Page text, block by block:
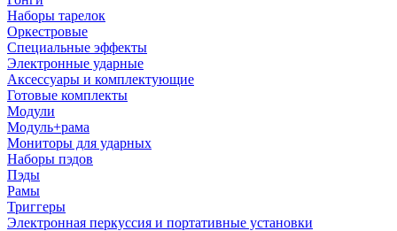
Наборы тарелок
Оркестровые
Специальные эффекты
Электронные ударные
Аксессуары и комплектующие
Готовые комплекты
Модули
Модуль+рама
Мониторы для ударных
Наборы пэдов
Пэды
Рамы
Триггеры
Электронная перкуссия и портативные установки